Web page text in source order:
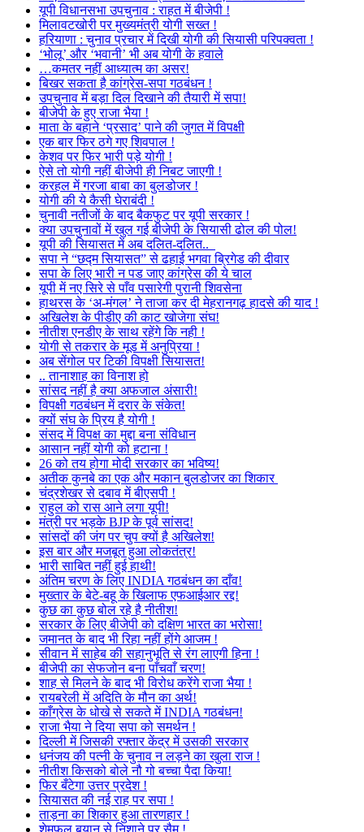
यूपी विधानसभा उपचुनाव : राहत में बीजेपी !
मिलावटखोरी पर मुख्यमंत्री योगी सख्त !
हरियाणा : चुनाव प्रचार में दिखी योगी की सियासी परिपक्वता !
‘भोलू’ और ‘भवानी’ भी अब योगी के हवाले
…कमतर नहीं आध्यात्म का असर!
बिखर सकता है कांग्रेस-सपा गठबंधन !
उपचुनाव में बड़ा दिल दिखाने की तैयारी में सपा!
बीजेपी के हुए राजा भैया !
माता के बहाने ‘प्रसाद’ पाने की जुगत में विपक्षी
एक बार फिर ठगे गए शिवपाल !
केशव पर फिर भारी पड़े योगी !
ऐसे तो योगी नहीं बीजेपी ही निबट जाएगी !
करहल में गरजा बाबा का बुलडोजर !
योगी की ये कैसी घेराबंदी !
चुनावी नतीजों के बाद बैकफुट पर यूपी सरकार !
क्या उपचुनावों में खुल गई बीजेपी के सियासी ढोल की पोल!
यूपी की सियासत में अब दलित-दलित..
सपा ने “छद्म सियासत” से ढहाई भगवा ब्रिगेड की दीवार
सपा के लिए भारी न पड जाए कांग्रेस की ये चाल
यूपी में नए सिरे से पाँव पसारेगी पुरानी शिवसेना
हाथरस के ‘अ-मंगल’ ने ताजा कर दी मेहरानगढ़ हादसे की याद !
अखिलेश के पीडीए की काट खोजेगा संघ!
नीतीश एनडीए के साथ रहेंगे कि नही !
योगी से तकरार के मूड में अनुप्रिया !
अब सेंगोल पर टिकी विपक्षी सियासत!
.. तानाशाह का विनाश हो
सांसद नहीं है क्या अफजाल अंसारी!
विपक्षी गठबंधन में दरार के संकेत!
क्यों संघ के प्रिय है योगी !
संसद में विपक्ष का मुद्दा बना संविधान
आसान नहीं योगी को हटाना !
26 को तय होगा मोदी सरकार का भविष्य!
अतीक कुनबे का एक और मकान बुलडोजर का शिकार
चंद्रशेखर से दबाव में बीएसपी !
राहुल को रास आने लगा यूपी!
मंत्री पर भड़के BJP के पूर्व सांसद!
सांसदों की जंग पर चुप क्यों है अखिलेश!
इस बार और मजबूत हुआ लोकतंत्र!
भारी साबित नहीं हुई हाथी!
अंतिम चरण के लिए INDIA गठबंधन का दाँव!
मुख्तार के बेटे-बहू के खिलाफ एफआईआर रद्द!
कुछ का कुछ बोल रहे है नीतीश!
सरकार के लिए बीजेपी को दक्षिण भारत का भरोसा!
जमानत के बाद भी रिहा नहीं होंगे आजम !
सीवान में साहेब की सहानुभूति से रंग लाएगी हिना !
बीजेपी का सेफजोन बना पाँचवाँ चरण!
शाह से मिलने के बाद भी विरोध करेंगे राजा भैया !
रायबरेली में अदिति के मौन का अर्थ!
काँग्रेस के धोखे से सकते में INDIA गठबंधन!
राजा भैया ने दिया सपा को समर्थन !
दिल्ली में जिसकी रफ्तार केंद्र में उसकी सरकार
धनंजय की पत्नी के चुनाव न लड़ने का खुला राज !
नीतीश किसको बोले नौ गो बच्चा पैदा किया!
फिर बँटेगा उत्तर प्रदेश !
सियासत की नई राह पर सपा !
ताड़ना का शिकार हुआ तारणहार !
शेमफुल बयान से निशाने पर सैम !